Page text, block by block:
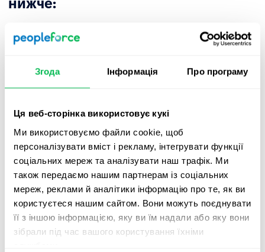
Згода Інформація Про програму
Ця веб-сторінка використовує кукі
Ми використовуємо файли cookie, щоб
персоналізувати вміст і рекламу, інтегрувати функції
соціальних мереж та аналізувати наш трафік. Ми
також передаємо нашим партнерам із соціальних
мереж, реклами й аналітики інформацію про те, як ви
користуєтеся нашим сайтом. Вони можуть поєднувати
її з іншою інформацією, яку ви їм надали або яку вони
зібрали під час вашого користування їхніми
нижче:
зв’яжіться з нами, якщо маєте фідбек. Найближчим
часом ми також випустимо більше оновлень, нотаток
Замовляйте демо
безкоштовно
Подивіться, як PeopleForce зможе допомогти
вашій компанії.